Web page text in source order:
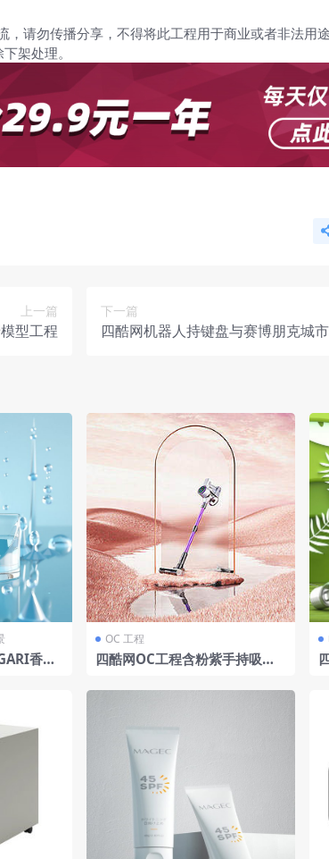
请勿传播分享，不得将此工程用于商业或者非法用
架处理。
上一篇
型工程
下一篇
四酷网机器人持键盘与赛博朋克城
香水
OC 工程
四酷网OC工程含粉紫手持吸尘